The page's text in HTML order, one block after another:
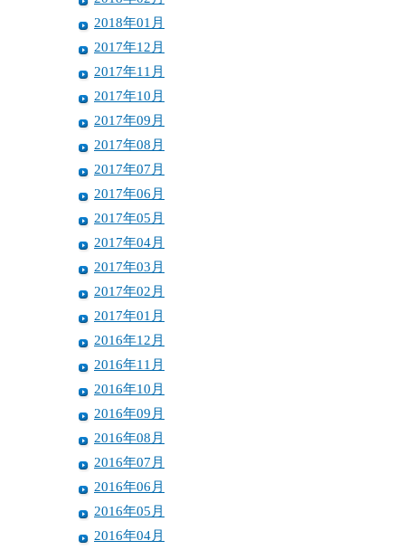
2018年01月
2017年12月
2017年11月
2017年10月
2017年09月
2017年08月
2017年07月
2017年06月
2017年05月
2017年04月
2017年03月
2017年02月
2017年01月
2016年12月
2016年11月
2016年10月
2016年09月
2016年08月
2016年07月
2016年06月
2016年05月
2016年04月